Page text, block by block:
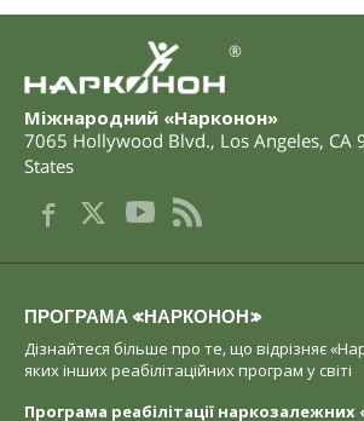
®
Міжнародний «Нарконон»
7065 Hollywood Blvd., Los Angeles, CA
States
ПРОГРАМА «НАРКОНОН»
Дізнайтеся більше про те, що відрізняє
яких інших реабілітаційних програм у світі
Програма реабілітації